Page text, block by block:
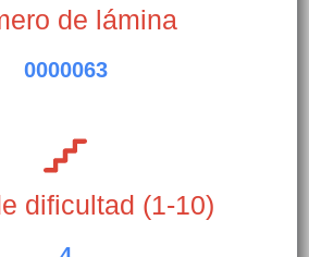
de lámina
0000063
dificultad (1-10)